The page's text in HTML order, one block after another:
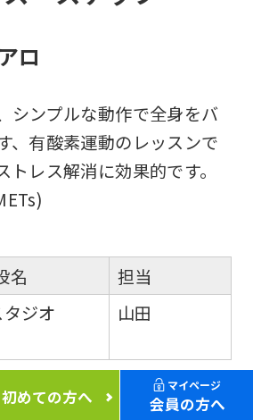
ロ
シンプルな動作で全身をバ
、有酸素運動のレッスンで
トレス解消に効果的です。
名
ジオ
担当
山田
初めての方へ
マイページ
会員の方へ